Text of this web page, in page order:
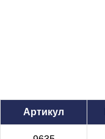
Артикул